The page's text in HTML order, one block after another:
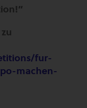
fur-
machen-